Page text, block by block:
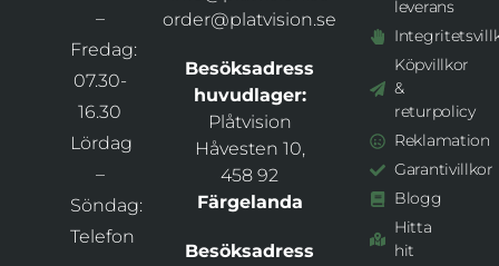
–
Fredag:
07.30-
16.30
Lördag
–
Söndag:
Telefon
order@platvision.se
Besöksadress
huvudlager:
Plåtvision
Håvesten 10,
458 92
Färgelanda
Besöksadress
leverans
Köpvillkor
&
returpolicy
Reklamation
Garantivillkor
Blogg
Hitta
hit